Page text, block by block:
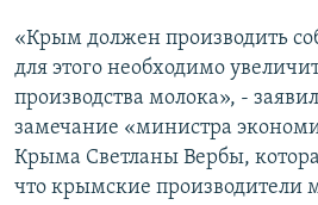
«Крым должен производить
для этого необходимо
производства молока», -
замечание «министра
Крыма Светланы Вербы,
что крымские производители